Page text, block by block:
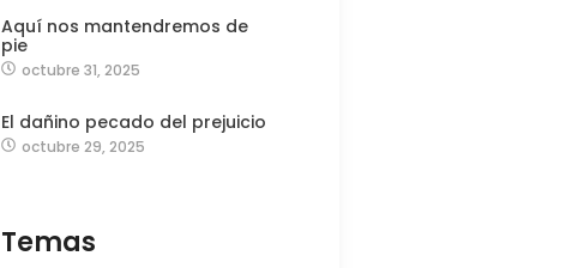
Aquí nos mantendremos de
pie
octubre 31, 2025
El dañino pecado del prejuicio
octubre 29, 2025
Temas